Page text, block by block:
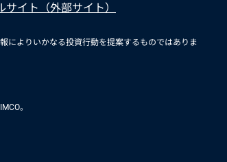
イト（外部サイト）
によりいかなる投資行動を提案するものではありま
。